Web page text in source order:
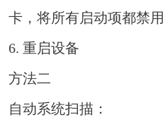
卡，将所有启动项都禁用
6. 重启设备
方法二
自动系统扫描：